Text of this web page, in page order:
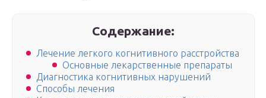
Содержание:
Лечение легкого когнитивного расстройства
Основные лекарственные препараты
Диагностика когнитивных нарушений
Способы лечения